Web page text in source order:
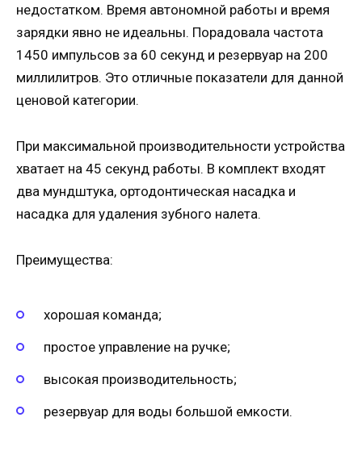
недостатком. Время автономной работы и время
зарядки явно не идеальны. Порадовала частота
1450 импульсов за 60 секунд и резервуар на 200
миллилитров. Это отличные показатели для данной
ценовой категории.
При максимальной производительности устройства
хватает на 45 секунд работы. В комплект входят
два мундштука, ортодонтическая насадка и
насадка для удаления зубного налета.
Преимущества:
хорошая команда;
простое управление на ручке;
высокая производительность;
резервуар для воды большой емкости.